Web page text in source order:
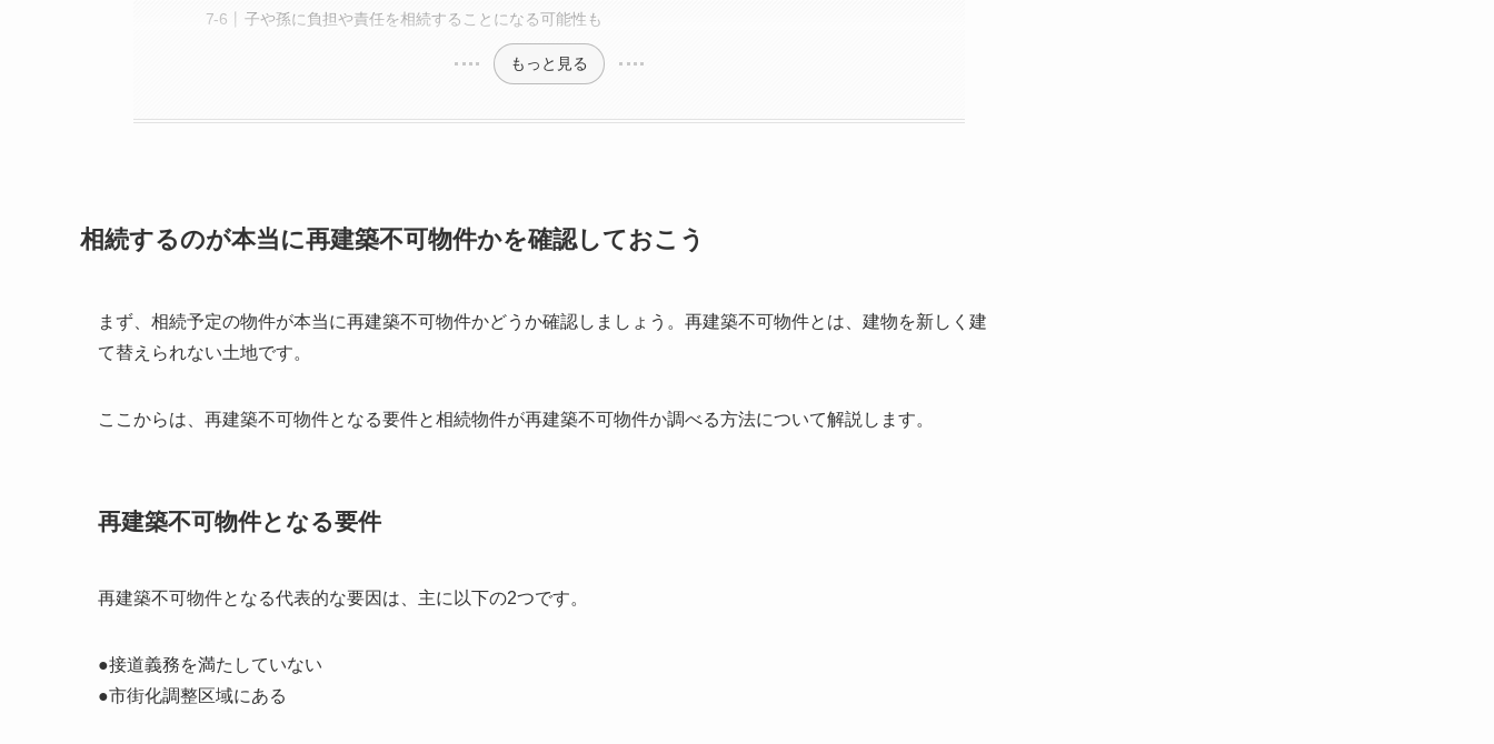
子や孫に負担や責任を相続することになる可能性も
もっと見る
相続するのが本当に再建築不可物件かを確認しておこう
まず、相続予定の物件が本当に再建築不可物件かどうか確認しましょう。再建築不可物件とは、建物を新しく建
て替えられない土地です。
ここからは、再建築不可物件となる要件と相続物件が再建築不可物件か調べる方法について解説します。
再建築不可物件となる要件
再建築不可物件となる代表的な要因は、主に以下の2つです。
●接道義務を満たしていない
●市街化調整区域にある